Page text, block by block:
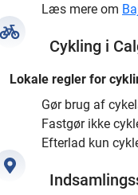
Læs mere om
Cykling i
Lokale regler for
Gør brug af
Fastgør ikke
Efterlad kun